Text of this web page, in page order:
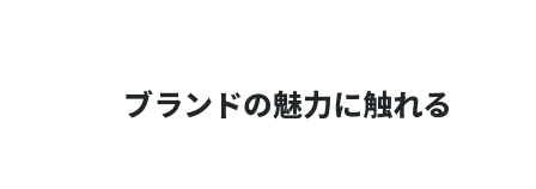
ブランドの魅力に触れる